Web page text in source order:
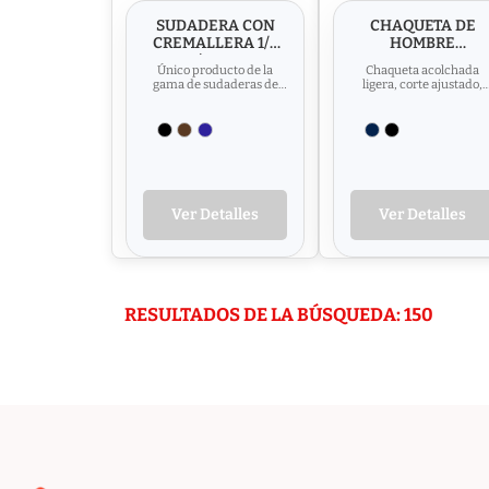
SUDADERA CON
CREMALLERA 1/4
SOL'S SCOTT
Único producto de la
gama de sudaderas de
Corte...
Ver Detalles
CHAQUETA DE
HOMBRE
ACOLCHADA
LIGERA SOL'S RIDE
MEN
Chaqueta acolchada
ligera, corte ajustado,
bolsillos...
Ver Detalles
RESULTADOS DE LA BÚSQUEDA: 150